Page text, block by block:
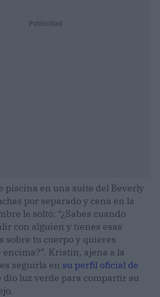
Publicidad
piscina en una suite del Beverly
por separado y cena en la
le soltó: “¿Sabes cuando
con alguien y tienes esas
sobre tu cuerpo y quieres
Kristin, ajena a la
seguirla en su perfil oficial de
dio luz verde para compartir su